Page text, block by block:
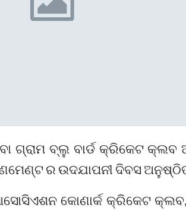
ଗ୍ରାମ ବ୍ଲୁ ବାର୍ଡ କ୍ରିକେଟ
ର ଉଦଯାପନୀ ଦିବସ
କୋଣାର୍କ କ୍ରିକେଟ